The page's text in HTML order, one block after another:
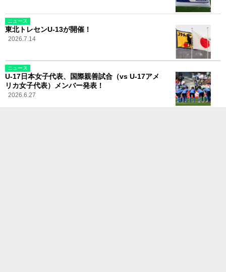
ニュース
東北トレセンU-13が開催！
2026.7.14
ニュース
U-17日本女子代表、国際親善試合（vs U-17アメ
リカ女子代表）メンバー発表！
2026.6.27